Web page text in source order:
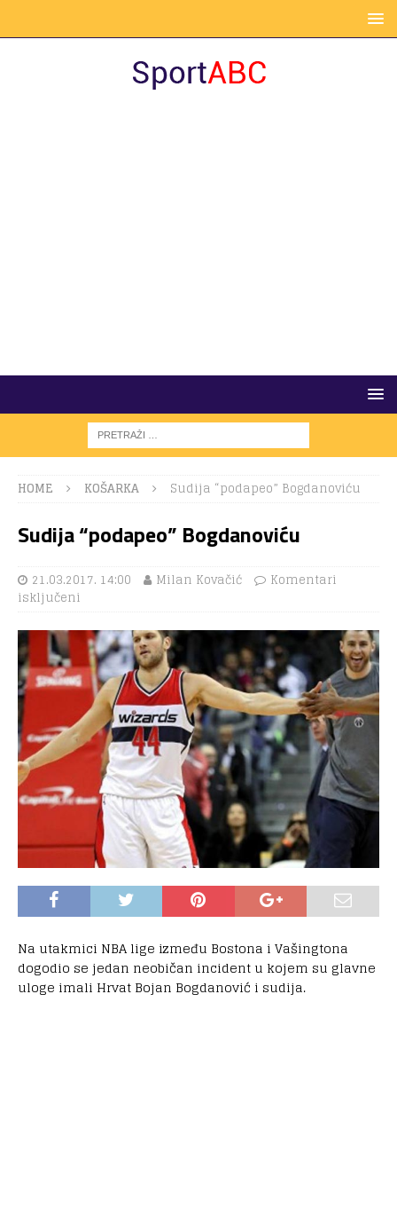
HOME KOŠARKA Sudija “podapeo” Bogdanoviću
Sudija “podapeo” Bogdanoviću
21.03.2017. 14:00 Milan Kovačić
Komentari
isključeni
Na utakmici NBA lige između Bostona i Vašingtona
dogodio se jedan neobičan incident u kojem su glavne
uloge imali Hrvat Bojan Bogdanović i sudija.